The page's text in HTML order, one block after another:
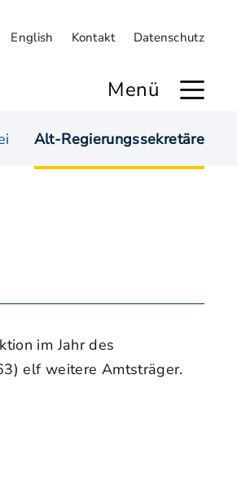
English Kontakt Datenschutz
Menü
Alt-Regierungssekretäre
im Jahr des
elf weitere Amtsträger.